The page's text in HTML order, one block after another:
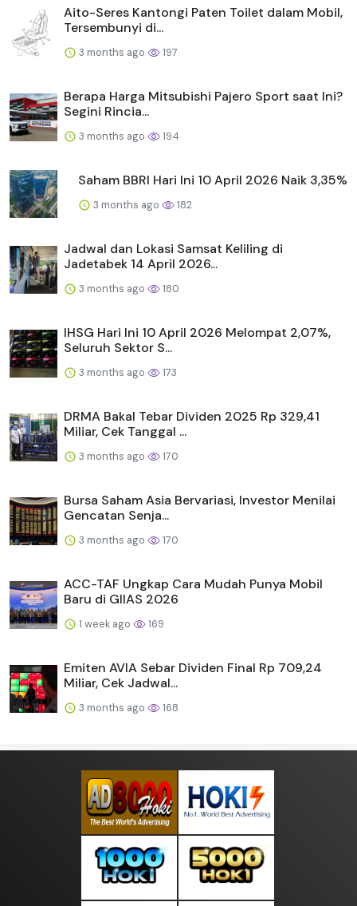
Aito-Seres Kantongi Paten Toilet dalam Mobil,
Tersembunyi di...
3 months ago 197
Berapa Harga Mitsubishi Pajero Sport saat Ini?
Segini Rincia...
3 months ago 194
Saham BBRI Hari Ini 10 April 2026 Naik 3,35%
3 months ago 182
Jadwal dan Lokasi Samsat Keliling di
Jadetabek 14 April 2026...
3 months ago 180
IHSG Hari Ini 10 April 2026 Melompat 2,07%,
Seluruh Sektor S...
3 months ago 173
DRMA Bakal Tebar Dividen 2025 Rp 329,41
Miliar, Cek Tanggal ...
3 months ago 170
Bursa Saham Asia Bervariasi, Investor Menilai
Gencatan Senja...
3 months ago 170
ACC-TAF Ungkap Cara Mudah Punya Mobil
Baru di GIIAS 2026
1 week ago 169
Emiten AVIA Sebar Dividen Final Rp 709,24
Miliar, Cek Jadwal...
3 months ago 168